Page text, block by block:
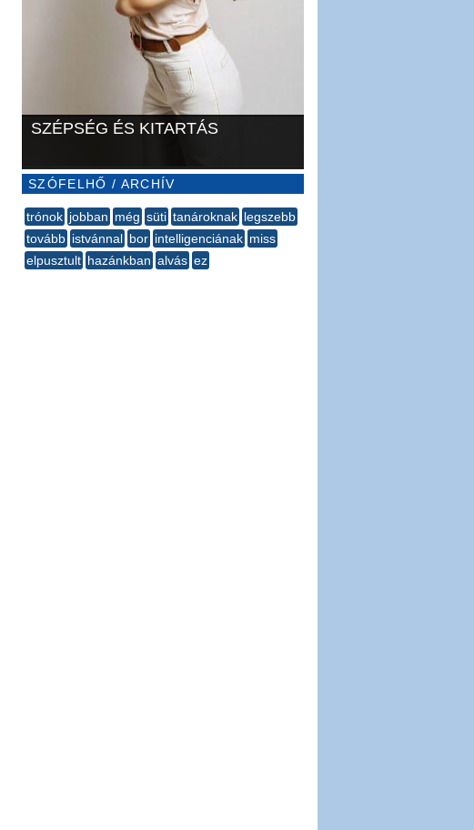
SZÉPSÉG ÉS KITARTÁS
SZÓFELHŐ / ARCHÍV
trónok jobban még süti tanároknak legszebb
tovább istvánnal bor intelligenciának miss
elpusztult hazánkban alvás ez